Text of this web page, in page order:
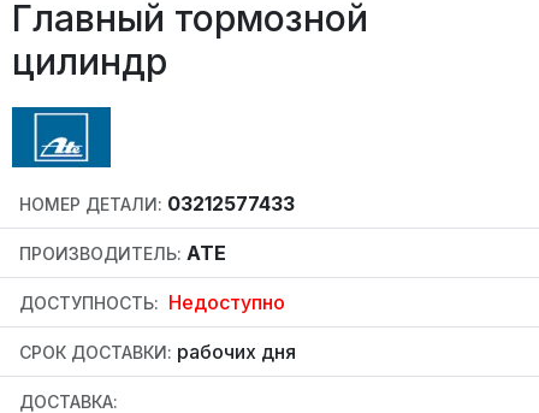
Главный тормозной
цилиндр
НОМЕР ДЕТАЛИ: 03212577433
ПРОИЗВОДИТЕЛЬ: ATE
ДОСТУПНОСТЬ: Недоступно
СРОК ДОСТАВКИ: рабочих дня
ДОСТАВКА: